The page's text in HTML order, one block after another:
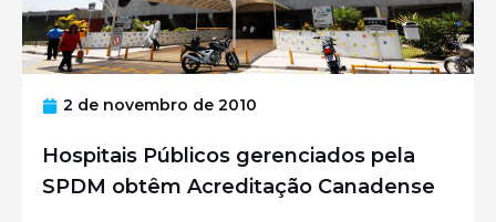
2 de novembro de 2010
Hospitais Públicos gerenciados pela
SPDM obtêm Acreditação Canadense